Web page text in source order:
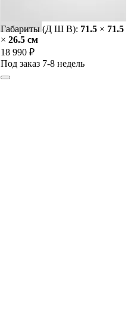
Габариты (Д Ш В): 71.5 × 71.5
× 26.5 cм
18 990 ₽
Под заказ 7-8 недель